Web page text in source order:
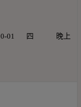
01 四 晚上